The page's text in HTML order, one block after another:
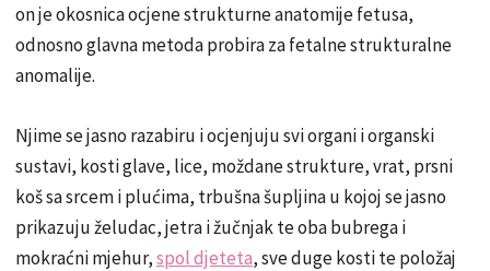
on je okosnica ocjene strukturne anatomije fetusa,
odnosno glavna metoda probira za fetalne strukturalne
anomalije.
Njime se jasno razabiru i ocjenjuju svi organi i organski
sustavi, kosti glave, lice, moždane strukture, vrat, prsni
koš sa srcem i plućima, trbušna šupljina u kojoj se jasno
prikazuju želudac, jetra i žučnjak te oba bubrega i
mokraćni mjehur,spol djeteta, sve duge kosti te položaj